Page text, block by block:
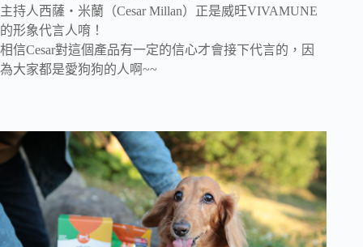
主持人西薩‧米蘭（Cesar Millan）正是威旺VIVAMUNE
的形象代言人唷！
相信Cesar對這個產品有一定的信心才會接下代言的，因
為大家都是愛狗狗的人啊~~